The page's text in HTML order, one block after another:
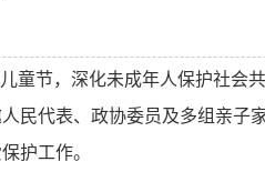
童节，深化未成年人保护社会
民代表、政协委员及多组亲子
护工作。